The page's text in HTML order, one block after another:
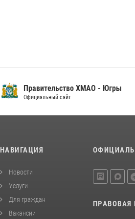
Правительство ХМАО - Югры
Официальный сайт
НАВИГАЦИЯ
Новости
Услуги
Для граждан
Вакансии